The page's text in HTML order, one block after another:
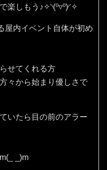
楽しもう♪✧⁠◝⁠(⁠⁰⁠▿⁠⁰⁠)⁠◜⁠✧
屋内イベント自体が初め
せてくれる方
々から始まり優しさで
いたら目の前のアラー
_)m